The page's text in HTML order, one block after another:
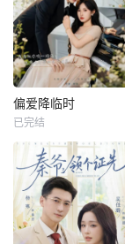
偏爱降临时
已完结